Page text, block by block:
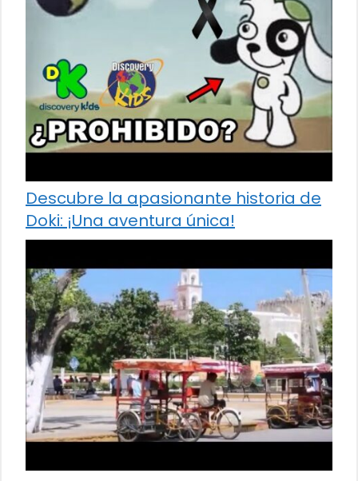
Descubre la apasionante historia de
Doki: ¡Una aventura única!